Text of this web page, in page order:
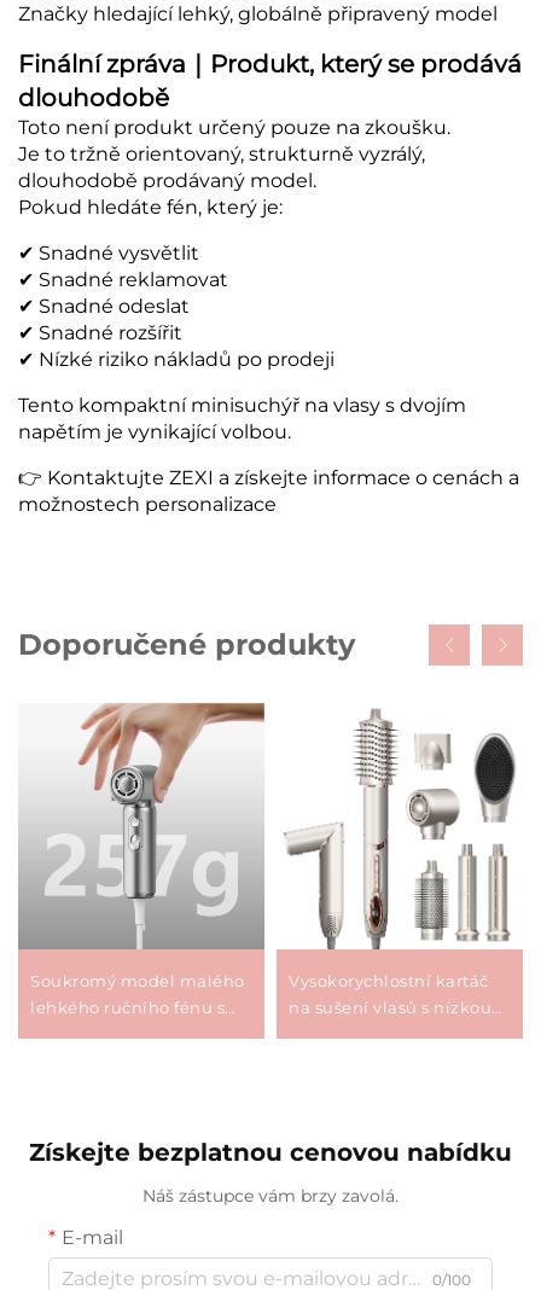
Značky hledající lehký, globálně připravený model
Finální zpráva｜Produkt, který se prodává
dlouhodobě
Toto není produkt určený pouze na zkoušku.
Je to tržně orientovaný, strukturně vyzrálý,
dlouhodobě prodávaný model.
Pokud hledáte fén, který je:
✔ Snadné vysvětlit
✔ Snadné reklamovat
✔ Snadné odeslat
✔ Snadné rozšířit
✔ Nízké riziko nákladů po prodeji
Tento kompaktní minisuchýř na vlasy s dvojím
napětím je vynikající volbou.
👉 Kontaktujte ZEXI a získejte informace o cenách a
možnostech personalizace
Doporučené produkty
Soukromý model malého
lehkého ručního fénu s
Vysokorychlostní kartáč
na sušení vlasů s nízkou
Získejte bezplatnou cenovou nabídku
Náš zástupce vám brzy zavolá.
E-mail
0/100